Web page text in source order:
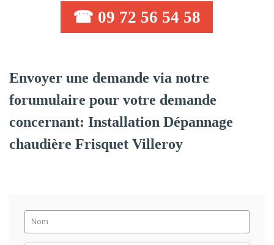
☎ 09 72 56 54 58
Envoyer une demande via notre
forumulaire pour votre demande
concernant: Installation Dépannage
chaudière Frisquet Villeroy